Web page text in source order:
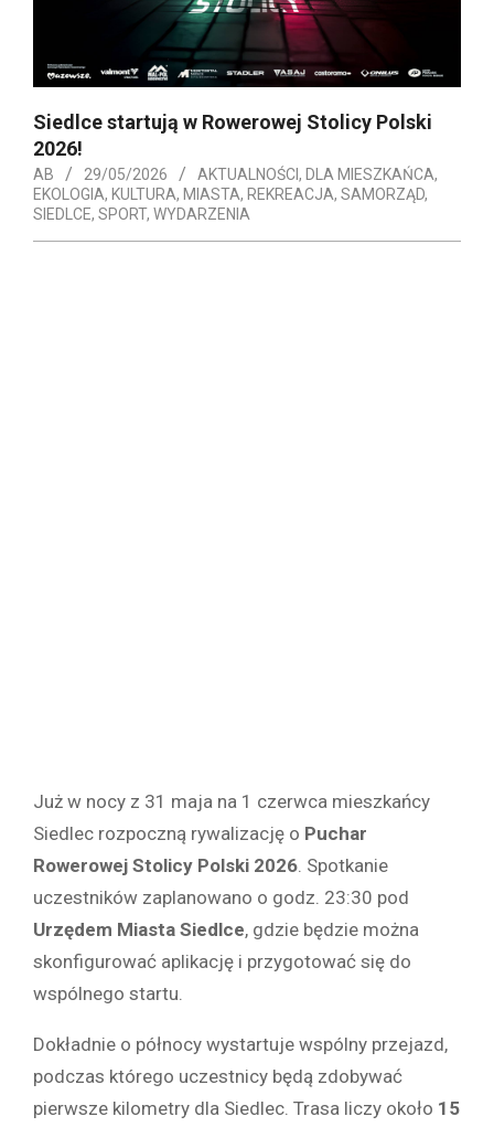
Siedlce startują w Rowerowej Stolicy Polski
2026!
AB 29/05/2026 AKTUALNOŚCI , DLA MIESZKAŃCA,
EKOLOGIA, KULTURA, MIASTA, REKREACJA, SAMORZĄD,
SIEDLCE, SPORT, WYDARZENIA
Już w nocy z 31 maja na 1 czerwca mieszkańcy
Siedlec rozpoczną rywalizację o Puchar
Rowerowej Stolicy Polski 2026 . Spotkanie
uczestników zaplanowano o godz. 23:30 pod
Urzędem Miasta Siedlce, gdzie będzie można
skonfigurować aplikację i przygotować się do
wspólnego startu.
Dokładnie o północy wystartuje wspólny przejazd,
podczas którego uczestnicy będą zdobywać
pierwsze kilometry dla Siedlec. Trasa liczy około 15